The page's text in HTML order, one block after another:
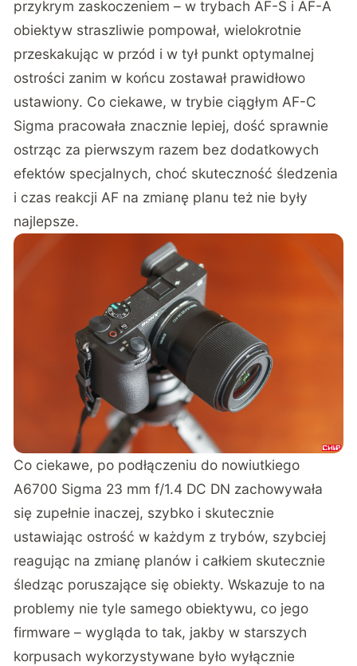
przykrym zaskoczeniem – w trybach AF-S i AF-A
obiektyw straszliwie pompował, wielokrotnie
przeskakując w przód i w tył punkt optymalnej
ostrości zanim w końcu zostawał prawidłowo
ustawiony. Co ciekawe, w trybie ciągłym AF-C
Sigma pracowała znacznie lepiej, dość sprawnie
ostrząc za pierwszym razem bez dodatkowych
efektów specjalnych, choć skuteczność śledzenia
i czas reakcji AF na zmianę planu też nie były
najlepsze.
Co ciekawe, po podłączeniu do nowiutkiego
A6700 Sigma 23 mm f/1.4 DC DN zachowywała
się zupełnie inaczej, szybko i skutecznie
ustawiając ostrość w każdym z trybów, szybciej
reagując na zmianę planów i całkiem skutecznie
śledząc poruszające się obiekty. Wskazuje to na
problemy nie tyle samego obiektywu, co jego
firmware – wygląda to tak, jakby w starszych
korpusach wykorzystywane było wyłącznie